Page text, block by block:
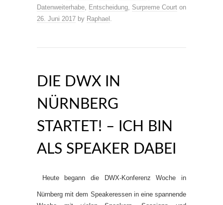
Datenweiterhabe, Entscheidung, Surpreme Court on
26. Juni 2017 by Raphael .
DIE DWX IN
NÜRNBERG
STARTET! – ICH BIN
ALS SPEAKER DABEI
Heute begann die DWX-Konferenz Woche in
Nürnberg mit dem Speakeressen in eine spannende